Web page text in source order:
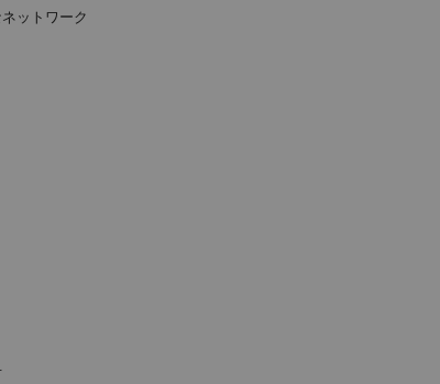
ットワーク